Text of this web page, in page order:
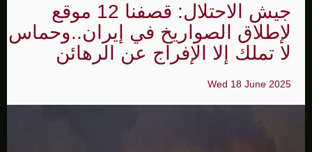
جيش الاحتلال: قصفنا 12 موقع
لإطلاق الصواريخ في إيران..وحماس
لا تملك إلا الإفراج عن الرهائن
Wed 18 June 2025